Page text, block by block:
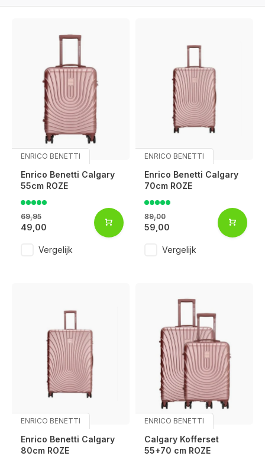
ENRICO BENETTI
Enrico Benetti Calgary
55cm ROZE
69,95
49,00
Vergelijk
ENRICO BENETTI
Enrico Benetti Calgary
70cm ROZE
89,00
59,00
Vergelijk
ENRICO BENETTI
Enrico Benetti Calgary
80cm ROZE
ENRICO BENETTI
Calgary Kofferset
55+70 cm ROZE